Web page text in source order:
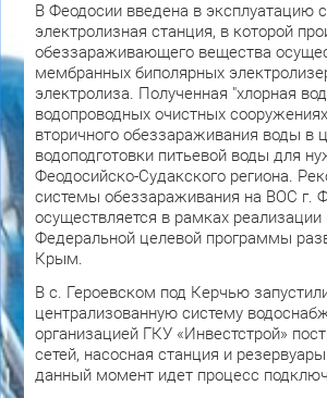
В Феодосии введена в эксплуатацию
электролизная станция, в которой
обеззараживающего вещества
мембранных биполярных
электролиза. Полученная "хлорная
водопроводных очистных
вторичного обеззараживания воды в
водоподготовки питьевой воды для
Феодосийско-Судакского региона.
системы обеззараживания на ВОС г.
осуществляется в рамках
Федеральной целевой программы
Крым.
В с. Героевском под Керчью
централизованную систему
организацией ГКУ «Инвестстрой»
сетей, насосная станция и
данный момент идет процесс